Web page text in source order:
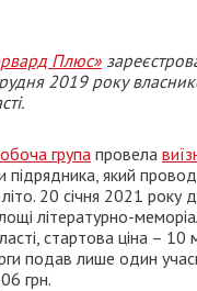
Плюс»
2019 року
група провела
підрядника, який
20 січня 2021
літературно-
стартова ціна –
подав лише один
грн.